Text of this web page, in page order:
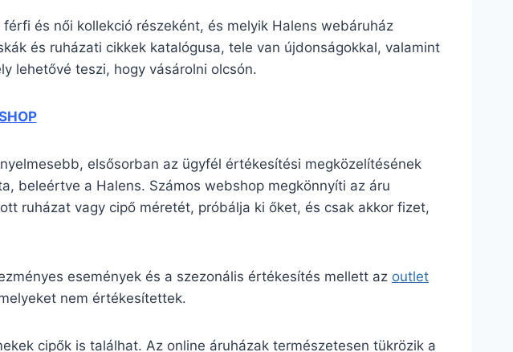
és női kollekció részeként, és melyik Halens webáruház
és ruházati cikkek katalógusa, tele van újdonságokkal, valamint
lehetővé teszi, hogy vásárolni olcsón.
elsősorban az ügyfél értékesítési megközelítésének
beleértve a Halens. Számos webshop megkönnyíti az áru
ruházat vagy cipő méretét, próbálja ki őket, és csak akkor fizet,
események és a szezonális értékesítés mellett az outlet
nem értékesítettek.
cipők is találhat. Az online áruházak természetesen tükrözik a